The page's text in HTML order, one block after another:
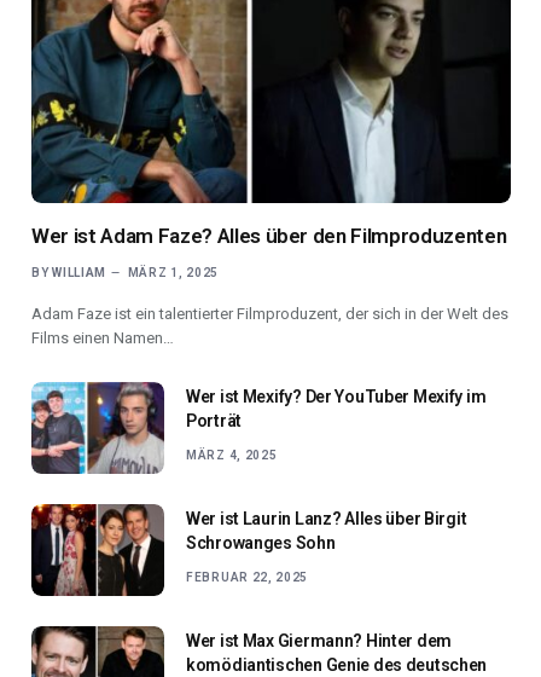
Wer ist Adam Faze? Alles über den Filmproduzenten
BY WILLIAM MÄRZ 1, 2025
Adam Faze ist ein talentierter Filmproduzent, der sich in der Welt des
Films einen Namen…
Wer ist Mexify? Der YouTuber Mexify im
Porträt
MÄRZ 4, 2025
Wer ist Laurin Lanz? Alles über Birgit
Schrowanges Sohn
FEBRUAR 22, 2025
Wer ist Max Giermann? Hinter dem
komödiantischen Genie des deutschen